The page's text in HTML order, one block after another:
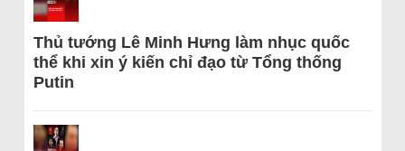
Thủ tướng Lê Minh Hưng làm nhục quốc
thể khi xin ý kiến chỉ đạo từ Tổng thống
Putin